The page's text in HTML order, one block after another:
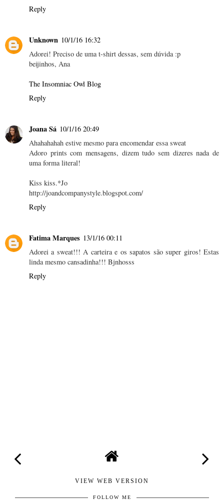
Reply
Unknown 10/1/16 16:32
Adorei! Preciso de uma t-shirt dessas, sem dúvida :p
beijinhos, Ana
The Insomniac Owl Blog
Reply
Joana Sá 10/1/16 20:49
Ahahahahah estive mesmo para encomendar essa sweat
Adoro prints com mensagens, dizem tudo sem dizeres nada de
uma forma literal!
Kiss kiss.*Jo
http://joandcompanystyle.blogspot.com/
Reply
Fatima Marques 13/1/16 00:11
Adorei a sweat!!! A carteira e os sapatos são super giros! Estas
linda mesmo cansadinha!!! Bjnhosss
Reply
VIEW WEB VERSION
FOLLOW ME